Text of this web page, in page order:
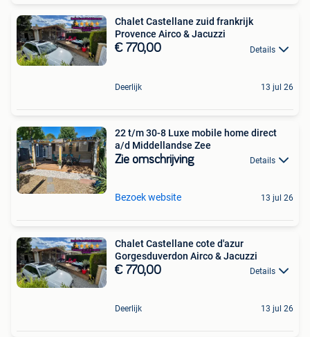
Chalet Castellane zuid frankrijk
Provence Airco & Jacuzzi
€ 770,00 Details
Deerlijk 13 jul 26
22 t/m 30-8 Luxe mobile home direct
a/d Middellandse Zee
Zie omschrijving Details
Bezoek website 13 jul 26
Chalet Castellane cote d'azur
Gorgesduverdon Airco & Jacuzzi
€ 770,00 Details
Deerlijk 13 jul 26